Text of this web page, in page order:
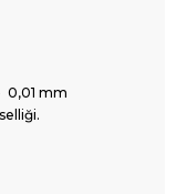
0,01 mm